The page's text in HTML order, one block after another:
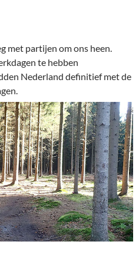
met partijen om ons heen.
te hebben
Nederland definitief met de